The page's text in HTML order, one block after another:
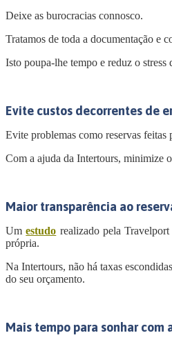
Deixe as burocracias connosco.
Tratamos de toda a documentação e
Isto poupa-lhe tempo e reduz o stress
Evite custos decorrentes de
Evite problemas como reservas feitas
Com a ajuda da Intertours, minimize
Maior transparência ao
Umestudo realizado pela
própria.
Na Intertours, não há taxas
do seu orçamento.
Mais tempo para sonhar com